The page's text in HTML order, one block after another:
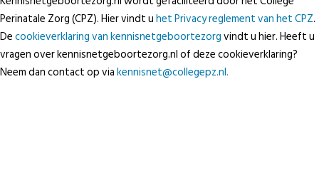
Perinatale Zorg (CPZ). Hier vindt uhet Privacy reglement van het CPZ.
Decookieverklaring van kennisnetgeboortezorgvindt u hier. Heeft u
vragen over kennisnetgeboortezorg.nl of deze cookieverklaring?
Neem dan contact op viakennisnet@collegepz.nl.